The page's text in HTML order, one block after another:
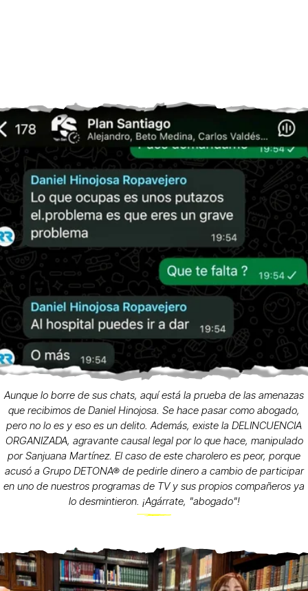
Aunque lo borre de sus chats, aquí está la prueba de las amenazas
que recibimos de Daniel Hinojosa. Se hace pasar como abogado,
pero no lo es y eso es un delito. Además, existe la DELINCUENCIA
ORGANIZADA, agravante causal legal por lo que hace, manipulado
por Sanjuana Martínez. El caso de este charolero es peor, porque
acusó a Grupo DETONA® de pedirle dinero a cambio de participar
en uno de nuestros programas de TV y sus propios compañeros ya
lo desmintieron. ¡Agárrate, "abogado"!